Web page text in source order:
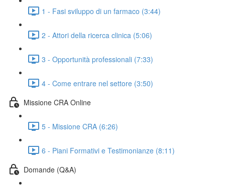
1 - Fasi sviluppo di un farmaco (3:44)
2 - Attori della ricerca clinica (5:06)
3 - Opportunità professionali (7:33)
4 - Come entrare nel settore (3:50)
Missione CRA Online
5 - Missione CRA (6:26)
6 - Piani Formativi e Testimonianze (8:11)
Domande (Q&A)